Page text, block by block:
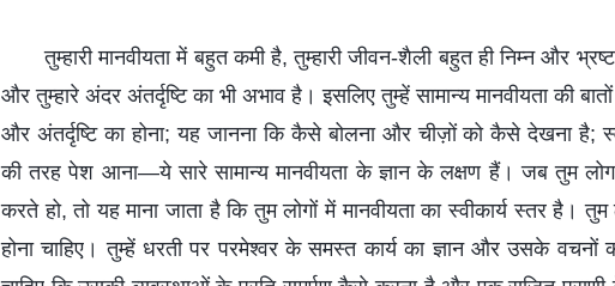
तुम्हारी मानवीयता में बहुत कमी है, तुम्हारी जीवन-शैली बहुत ही निम्न और
और तुम्हारे अंदर अंतर्दृष्टि का भी अभाव है। इसलिए तुम्हें सामान्य मानवीयता की
और अंतर्दृष्टि का होना; यह जानना कि कैसे बोलना और चीज़ों को कैसे देखना है;
की तरह पेश आना—ये सारे सामान्य मानवीयता के ज्ञान के लक्षण हैं। जब तुम
करते हो, तो यह माना जाता है कि तुम लोगों में मानवीयता का स्वीकार्य स्तर है।
होना चाहिए। तुम्हें धरती पर परमेश्वर के समस्त कार्य का ज्ञान और उसके वचनों